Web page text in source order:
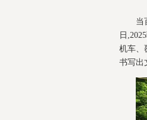
当
日
机车、
书写出